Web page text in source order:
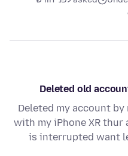
Deleted old
Deleted my account
with my iPhone XR
is interrupted want